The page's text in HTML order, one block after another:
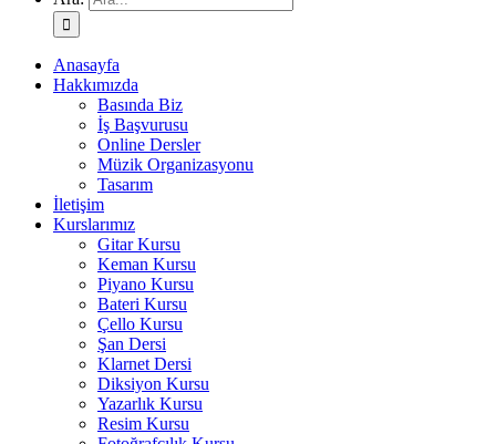
Anasayfa
Hakkımızda
Basında Biz
İş Başvurusu
Online Dersler
Müzik Organizasyonu
Tasarım
İletişim
Kurslarımız
Gitar Kursu
Keman Kursu
Piyano Kursu
Bateri Kursu
Çello Kursu
Şan Dersi
Klarnet Dersi
Diksiyon Kursu
Yazarlık Kursu
Resim Kursu